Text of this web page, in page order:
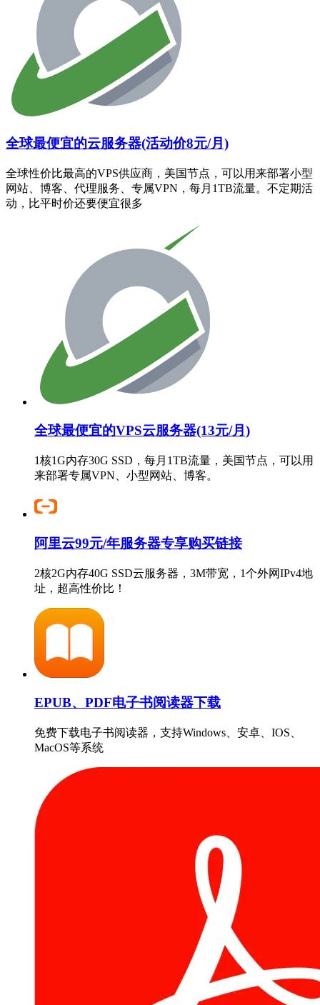
全球最便宜的云服务器(活动价8元/月)
全球性价比最高的VPS供应商，美国节点，可以用来部署小型
网站、博客、代理服务、专属VPN，每月1TB流量。不定期活
动，比平时价还要便宜很多
全球最便宜的VPS云服务器(13元/月)
1核1G内存30G SSD，每月1TB流量，美国节点，可以用
来部署专属VPN、小型网站、博客。
阿里云99元/年服务器专享购买链接
2核2G内存40G SSD云服务器，3M带宽，1个外网IPv4地
址，超高性价比！
EPUB、PDF电子书阅读器下载
免费下载电子书阅读器，支持Windows、安卓、IOS、
MacOS等系统